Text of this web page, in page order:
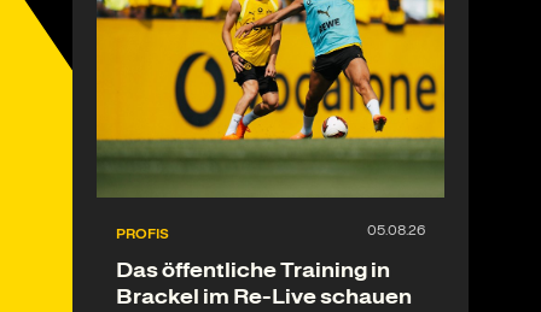
PROFIS
Das öffentliche Training in
Brackel im Re-Live schauen